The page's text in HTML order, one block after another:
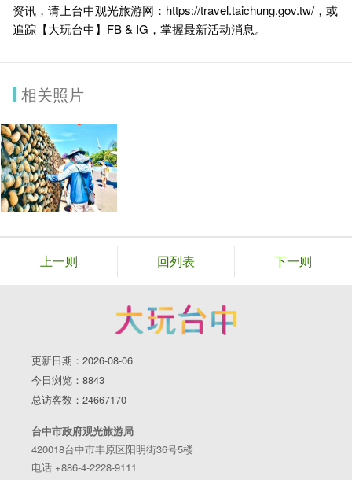
资讯，请上台中观光旅游网：https://travel.taichung.gov.tw/，或
追踪【大玩台中】FB & IG，掌握最新活动消息。
相关照片
上一则 回列表 下一则
更新日期：2026-08-06
今日浏览：8843
总访客数：24667170
台中市政府观光旅游局
420018台中市丰原区阳明街36号5楼
电话 +886-4-2228-9111